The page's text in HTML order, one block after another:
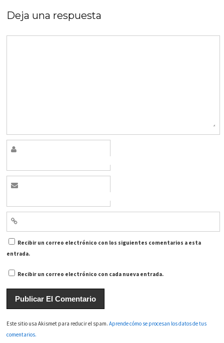
Deja una respuesta
Recibir un correo electrónico con los siguientes comentarios a esta
entrada.
Recibir un correo electrónico con cada nueva entrada.
Este sitio usa Akismet para reducir el spam.Aprende cómo se procesan los datos de tus
comentarios.